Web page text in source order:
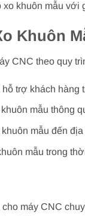
khuôn mẫu
Khuôn
CNC theo quy
trợ khách
mẫu thông
mẫu đến
mẫu trong
máy CNC